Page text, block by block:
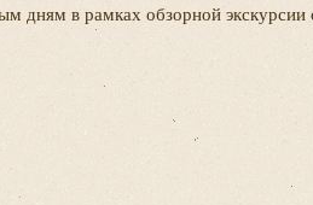
дням в рамках обзорной